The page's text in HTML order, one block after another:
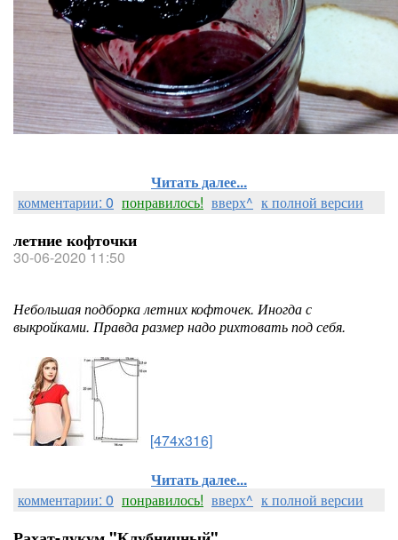
Читать далее...
комментарии: 0 понравилось! вверх^ к полной версии
летние кофточки
30-06-2020 11:50
Небольшая подборка летних кофточек. Иногда с
выкройками. Правда размер надо рихтовать под себя.
[474x316]
Читать далее...
комментарии: 0 понравилось! вверх^ к полной версии